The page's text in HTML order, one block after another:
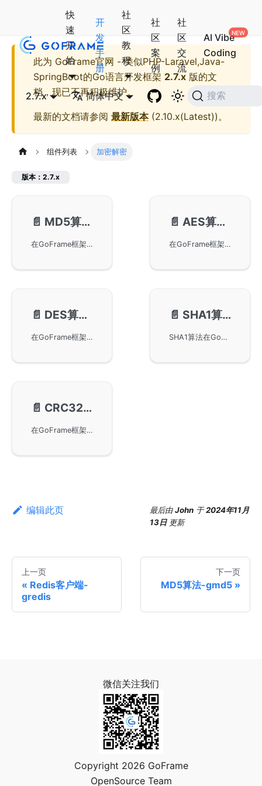
快
速
开
始
开
发
手
册
社
区
教
程
社
区
案
例
社
区
交
流
AI Vibe
Coding
2.7.x 简体中文 搜索
此为 GoFrame官网 - 类似PHP-Laravel,Java-
SpringBoot的Go语言开发框架 2.7.x 版的文
档，现已不再积极维护。
最新的文档请参阅 最新版本(2.10.x(Latest))。
组件列表 加密解密
版本：2.7.x
📄️ MD5算法-gmd5
在GoFrame框架中使用MD5算法，通过导入gmd5库进行数据加密。MD5是一种常用的哈希函数，用于保证数据的完整性和安全性。在GoFrame中可以方便地对数据进行MD5加密，实现简单且高效的数据安全保护。
📄️ AES算法-gaes
在GoFrame框架中使用AES算法进行数据加解密。通过引入go包以及调用相关功能函数，用户可以实现安全的数据传输和存储。特别注意在加解密过程中如果数据经过其他编码如base64，则需要准确解码和编码，以确保数据的完整性和安全性。
📄️ DES算法-gdes
在GoFrame框架中使用DES算法的方式，展示了如何通过gdes包实现加密操作。通过链接至官方接口文档以便开发者获取更多技术细节。在包中支持两种补位方式，并对三倍长DES算法的密钥使用进行了特殊说明，以确保数据安全性。
📄️ SHA1算法-gsha1
SHA1算法在GoFrame框架中的使用，提供了具体的导入包方法和相关接口文档链接，帮助用户在使用Go语言进行加密和数据安全时有效应用SHA1算法。
📄️ CRC32算法-gcrc32
在GoFrame框架中使用CRC32算法进行数据校验与加密，包括导入库的方式和相关接口文档链接，帮助开发者有效利用gcrc32模块进行数据完整性验证。
编辑此页 最后由John 于2024年11月
13日 更新
上一页
Redis客户端-
gredis
下一页
MD5算法-gmd5
微信关注我们
Copyright 2026 GoFrame
OpenSource Team